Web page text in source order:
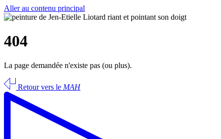
Aller au contenu principal
404
La page demandée n'existe pas (ou plus).
Retour vers le MAH